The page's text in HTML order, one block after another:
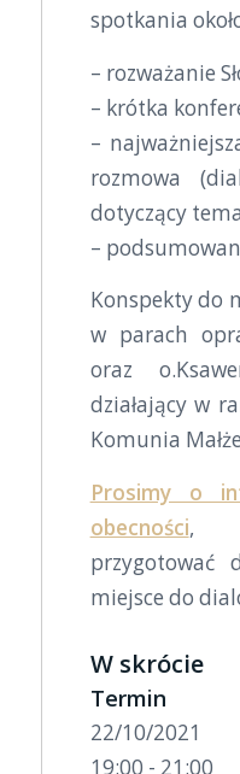
spotkania
– rozważanie
– krótka
–
rozmowa
dotyczący
–
Konspekty do
w parach
oraz
działający w
Komunia
Prosimy o
obecności,
przygotować
miejsce do
W skrócie
Termin
22/10/2021
19:00 - 21:00